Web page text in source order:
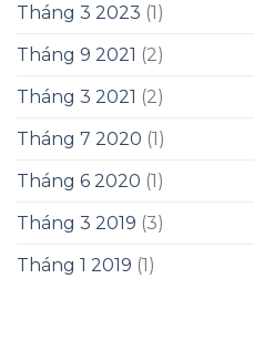
Tháng 3 2023 (1)
Tháng 9 2021 (2)
Tháng 3 2021 (2)
Tháng 7 2020 (1)
Tháng 6 2020 (1)
Tháng 3 2019 (3)
Tháng 1 2019 (1)